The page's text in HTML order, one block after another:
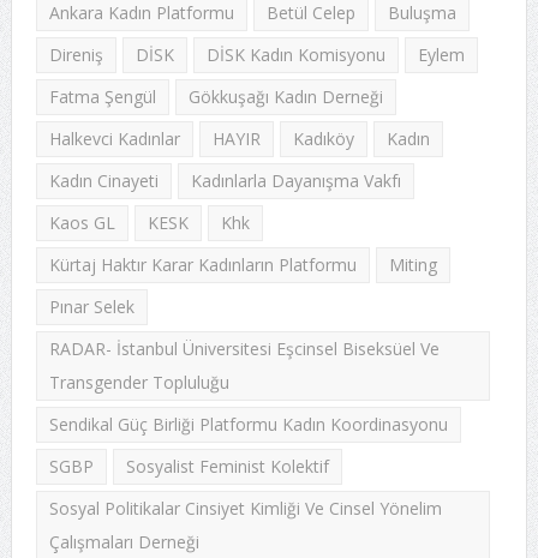
Ankara Kadın Platformu
Betül Celep
Buluşma
Direniş
DİSK DİSK Kadın Komisyonu
Eylem
Fatma Şengül
Gökkuşağı Kadın Derneği
Halkevci Kadınlar
HAYIR Kadıköy
Kadın
Kadın Cinayeti
Kadınlarla Dayanışma Vakfı
Kaos GL
KESK
Khk
Kürtaj Haktır Karar Kadınların Platformu
Miting
Pınar Selek
RADAR- İstanbul Üniversitesi Eşcinsel Biseksüel Ve
Transgender Topluluğu
Sendikal Güç Birliği Platformu Kadın Koordinasyonu
SGBP
Sosyalist Feminist Kolektif
Sosyal Politikalar Cinsiyet Kimliği Ve Cinsel Yönelim
Çalışmaları Derneği